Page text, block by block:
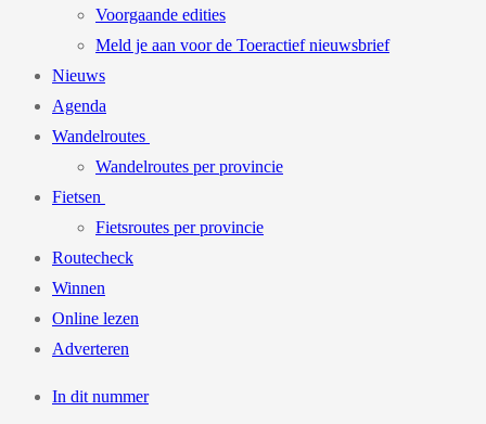
Voorgaande edities
Meld je aan voor de Toeractief nieuwsbrief
Nieuws
Agenda
Wandelroutes
Wandelroutes per provincie
Fietsen
Fietsroutes per provincie
Routecheck
Winnen
Online lezen
Adverteren
In dit nummer